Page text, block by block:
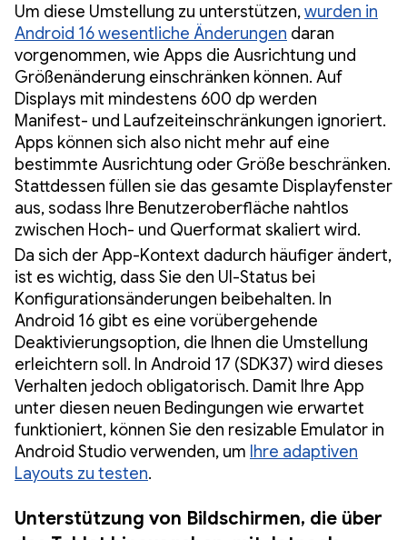
Um diese Umstellung zu unterstützen,wurden in
Android 16 wesentliche Änderungen daran
vorgenommen, wie Apps die Ausrichtung und
Größenänderung einschränken können. Auf
Displays mit mindestens 600 dp werden
Manifest- und Laufzeiteinschränkungen ignoriert.
Apps können sich also nicht mehr auf eine
bestimmte Ausrichtung oder Größe beschränken.
Stattdessen füllen sie das gesamte Displayfenster
aus, sodass Ihre Benutzeroberfläche nahtlos
zwischen Hoch- und Querformat skaliert wird.
Da sich der App-Kontext dadurch häufiger ändert,
ist es wichtig, dass Sie den UI-Status bei
Konfigurationsänderungen beibehalten. In
Android 16 gibt es eine vorübergehende
Deaktivierungsoption, die Ihnen die Umstellung
erleichtern soll. In Android 17 (SDK37) wird dieses
Verhalten jedoch obligatorisch. Damit Ihre App
unter diesen neuen Bedingungen wie erwartet
funktioniert, können Sie den resizable Emulator in
Android Studio verwenden, um Ihre adaptiven
Layouts zu testen.
Unterstützung von Bildschirmen, die über